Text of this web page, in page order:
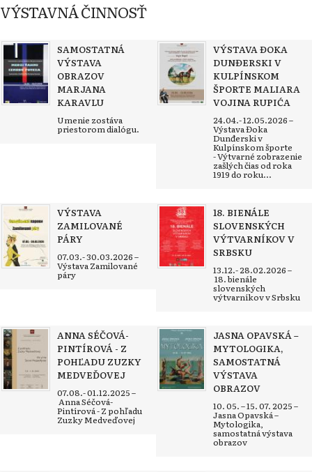
VÝSTAVNÁ ČINNOSŤ
SAMOSTATNÁ
VÝSTAVA
OBRAZOV
MARJANA
KARAVLU
Umenie zostáva
priestorom dialógu.
VÝSTAVA ĐOKA
DUNĐERSKI V
KULPÍNSKOM
ŠPORTE MALIARA
VOJINA RUPIĆA
24.04.- 12.05.2026 –
Výstava Đoka
Dunđerski v
Kulpínskom športe
- Výtvarné zobrazenie
zašlých čias od roka
1919 do roku...
VÝSTAVA
ZAMILOVANÉ
PÁRY
07.03.- 30.03.2026 –
Výstava Zamilované
páry
18. BIENÁLE
SLOVENSKÝCH
VÝTVARNÍKOV V
SRBSKU
13.12.- 28.02.2026 –
18. bienále
slovenských
výtvarníkov v Srbsku
ANNA SÉČOVÁ-
PINTÍROVÁ - Z
POHĽADU ZUZKY
MEDVEĎOVEJ
07.08.- 01.12.2025 –
Anna Séčová-
Pintírová - Z pohľadu
Zuzky Medveďovej
JASNA OPAVSKÁ –
MYTOLOGIKA,
SAMOSTATNÁ
VÝSTAVA
OBRAZOV
10. 05. – 15. 07. 2025 –
Jasna Opavská –
Mytologika,
samostatná výstava
obrazov